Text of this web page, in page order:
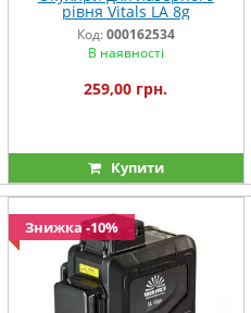
рівня Vitals LA 8g
Код:000162534
В наявності
259,00 грн.
Купити
Знижка -10%